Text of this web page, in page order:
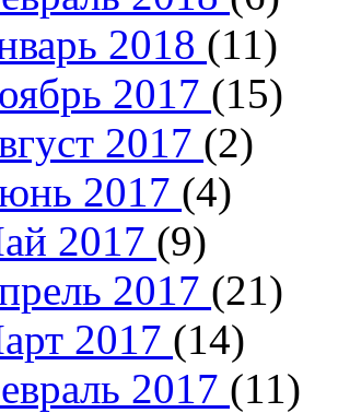
2018 (11)
2017 (15)
2017 (2)
2017 (4)
2017 (9)
2017 (21)
2017 (14)
2017 (11)